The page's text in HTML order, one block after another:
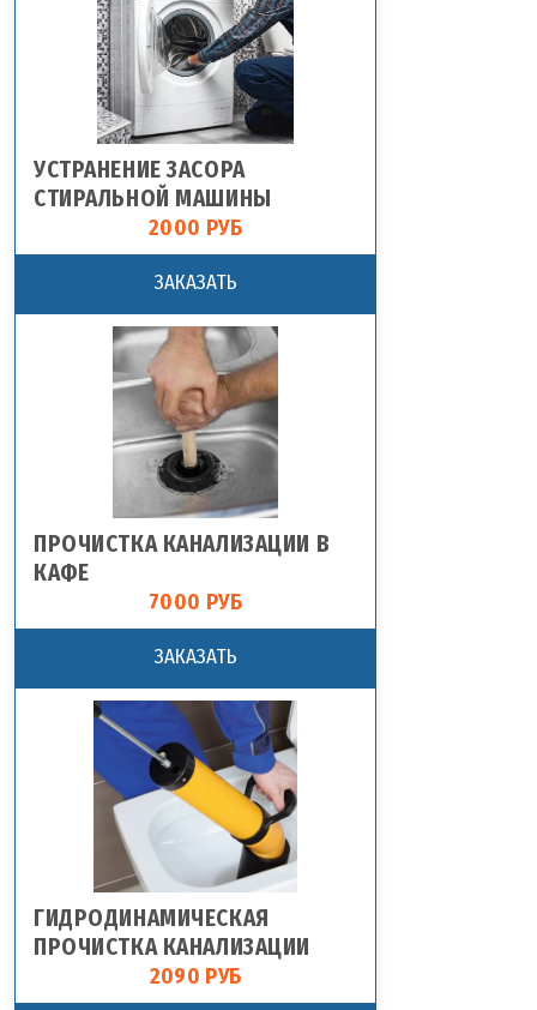
УСТРАНЕНИЕ ЗАСОРА
СТИРАЛЬНОЙ МАШИНЫ
2000 РУБ
ЗАКАЗАТЬ
ПРОЧИСТКА КАНАЛИЗАЦИИ В
КАФЕ
7000 РУБ
ЗАКАЗАТЬ
ГИДРОДИНАМИЧЕСКАЯ
ПРОЧИСТКА КАНАЛИЗАЦИИ
2090 РУБ